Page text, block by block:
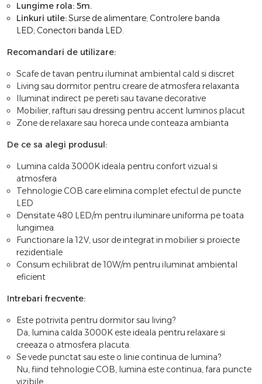
Lungime rola: 5m.
Linkuri utile:Surse de alimentare; Controlere banda
LED; Conectori banda LED.
Recomandari de utilizare:
Scafe de tavan pentru iluminat ambiental cald si discret
Living sau dormitor pentru creare de atmosfera relaxanta
Iluminat indirect pe pereti sau tavane decorative
Mobilier, rafturi sau dressing pentru accent luminos placut
Zone de relaxare sau horeca unde conteaza ambianta
De ce sa alegi produsul:
Lumina calda 3000K ideala pentru confort vizual si
atmosfera
Tehnologie COB care elimina complet efectul de puncte
LED
Densitate 480 LED/m pentru iluminare uniforma pe toata
lungimea
Functionare la 12V, usor de integrat in mobilier si proiecte
rezidentiale
Consum echilibrat de 10W/m pentru iluminat ambiental
eficient
Intrebari frecvente:
Este potrivita pentru dormitor sau living?
Da, lumina calda 3000K este ideala pentru relaxare si
creeaza o atmosfera placuta.
Se vede punctat sau este o linie continua de lumina?
Nu, fiind tehnologie COB, lumina este continua, fara puncte
vizibile.